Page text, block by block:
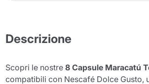
Descrizione
Scopri le nostre8 Capsule Maracatú
compatibili con Nescafé Dolce Gusto,